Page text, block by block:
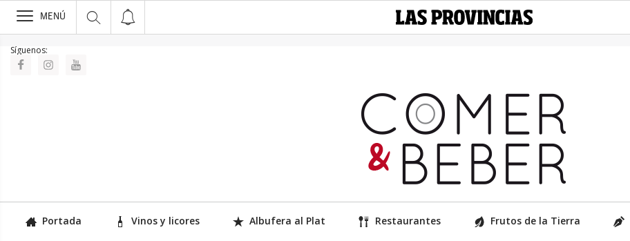
>
MENÚ
Síguenos:
Portada Vinos y licores Albufera al Plat Restaurantes Frutos de la Tierra